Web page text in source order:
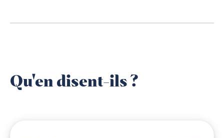
Qu'en disent-ils ?